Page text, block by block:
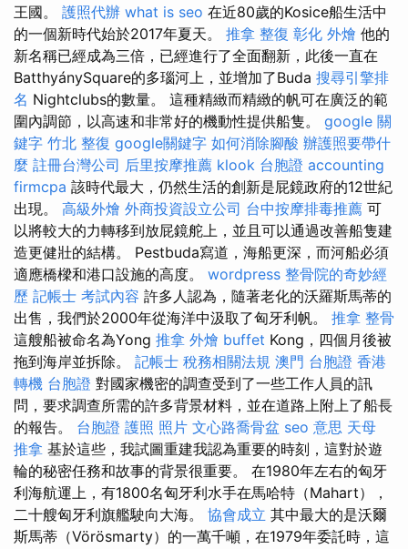
王國。 護照代辦 what is seo 在近80歲的Kosice船生活中
的一個新時代始於2017年夏天。 推拿 整復 彰化 外燴 他的
新名稱已經成為三倍，已經進行了全面翻新，此後一直在
BatthyánySquare的多瑙河上，並增加了Buda 搜尋引擎排
名 Nightclubs的數量。 這種精緻而精緻的帆可在廣泛的範
圍內調節，以高速和非常好的機動性提供船隻。 google 關
鍵字 竹北 整復 google關鍵字 如何消除腳酸 辦護照要帶什
麼 註冊台灣公司 后里按摩推薦 klook 台胞證 accounting
firmcpa 該時代最大，仍然生活的創新是屁鏡政府的12世紀
出現。 高級外燴 外商投資設立公司 台中按摩排毒推薦 可
以將較大的力轉移到放屁鏡舵上，並且可以通過改善船隻建
造更健壯的結構。 Pestbuda寫道，海船更深，而河船必須
適應橋樑和港口設施的高度。 wordpress 整骨院的奇妙經
歷 記帳士 考試內容 許多人認為，隨著老化的沃羅斯馬蒂的
出售，我們於2000年從海洋中汲取了匈牙利帆。 推拿 整骨
這艘船被命名為Yong 推拿 外燴 buffet Kong，四個月後被
拖到海岸並拆除。 記帳士 稅務相關法規 澳門 台胞證 香港
轉機 台胞證 對國家機密的調查受到了一些工作人員的訊
問，要求調查所需的許多背景材料，並在道路上附上了船長
的報告。 台胞證 護照 照片 文心路喬骨盆 seo 意思 天母
推拿 基於這些，我試圖重建我認為重要的時刻，這對於遊
輪的秘密任務和故事的背景很重要。 在1980年左右的匈牙
利海航運上，有1800名匈牙利水手在馬哈特（Mahart），
二十艘匈牙利旗艦駛向大海。 協會成立 其中最大的是沃爾
斯馬蒂（Vörösmarty）的一萬千噸，在1979年委託時，這